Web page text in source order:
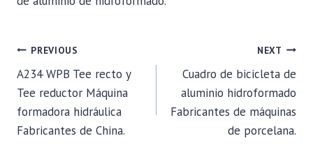
POST
NAVIGATION
PREVIOUS
A234 WPB Tee recto y
Tee reductor Máquina
formadora hidráulica
Fabricantes de China.
NEXT
Cuadro de bicicleta de
aluminio hidroformado
Fabricantes de máquinas
de porcelana.